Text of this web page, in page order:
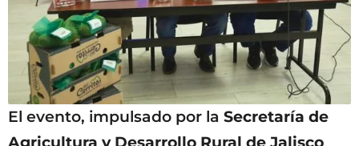
El evento, impulsado por la Secretaría de